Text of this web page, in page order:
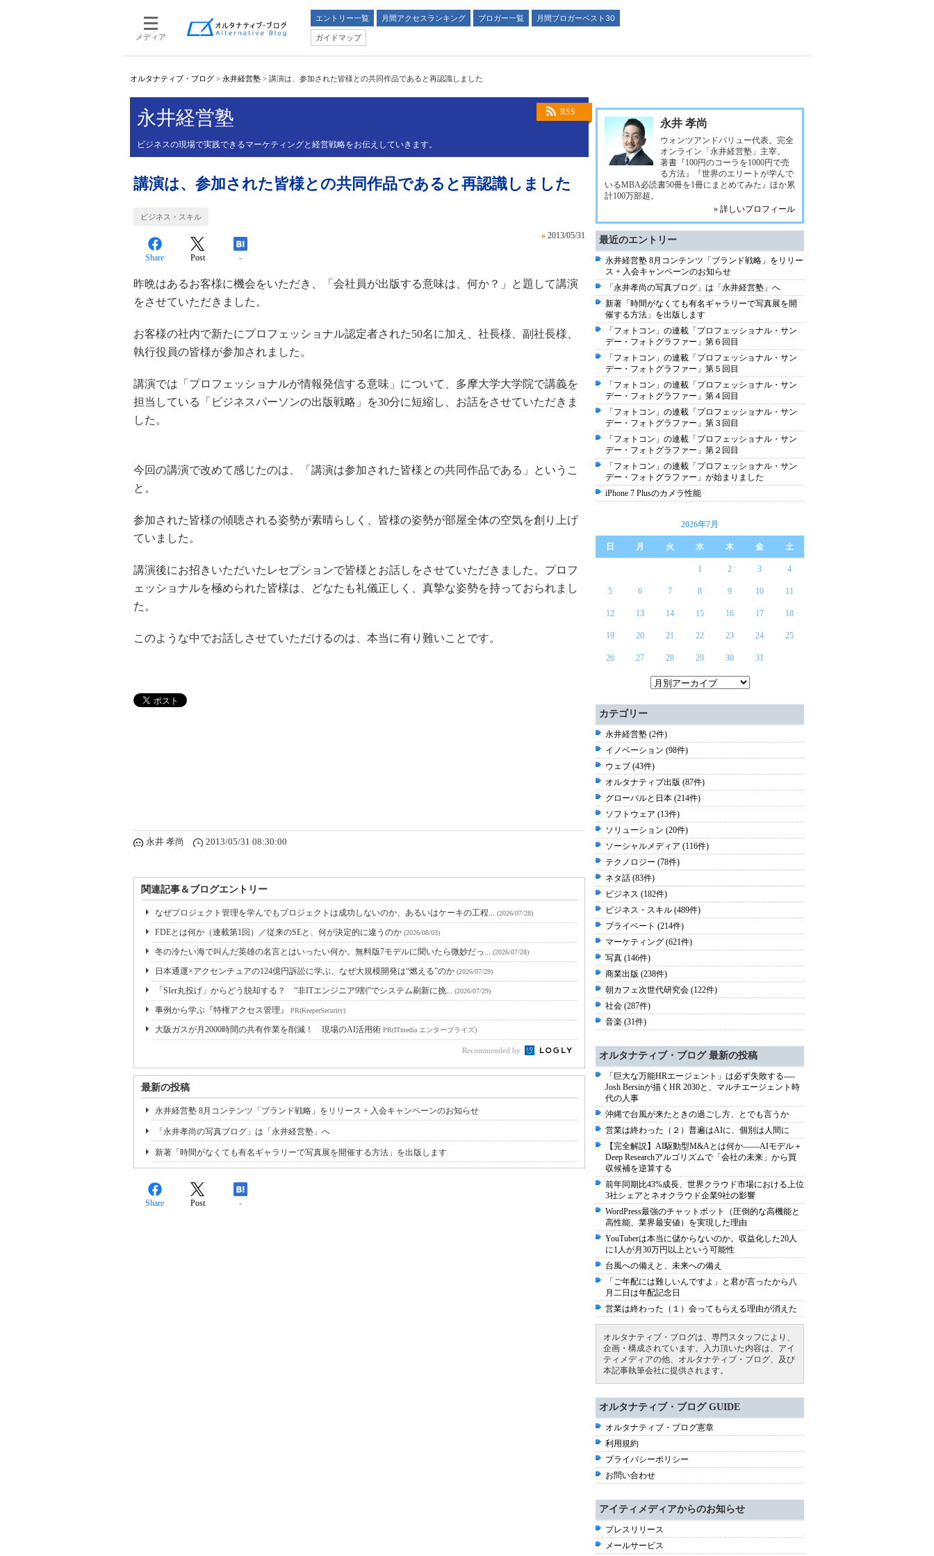
メディア
エントリー一覧 月間アクセスランキング ブロガー一覧
月間ブロガーベスト30
ガイドマップ
オルタナティブ・ブログ > 永井経営塾 > 講演は、参加された皆様との共同作品であると再認識しました
RSS
永井経営塾
ビジネスの現場で実践できるマーケティングと経営戦略をお伝えしていきます。
講演は、参加された皆様との共同作品であると再認識しました
ビジネス・スキル
» 2013/05/31
Share Post -
昨晩はあるお客様に機会をいただき、「会社員が出版する意味は、何か？」と題して講演
をさせていただきました。
お客様の社内で新たにプロフェッショナル認定者された50名に加え、社長様、副社長様、
執行役員の皆様が参加されました。
講演では「プロフェッショナルが情報発信する意味」について、多摩大学大学院で講義を
担当している「ビジネスパーソンの出版戦略」を30分に短縮し、お話をさせていただきま
した。
今回の講演で改めて感じたのは、「講演は参加された皆様との共同作品である」というこ
と。
参加された皆様の傾聴される姿勢が素晴らしく、皆様の姿勢が部屋全体の空気を創り上げ
ていました。
講演後にお招きいただいたレセプションで皆様とお話しをさせていただきました。プロフ
ェッショナルを極められた皆様は、どなたも礼儀正しく、真摯な姿勢を持っておられまし
た。
このような中でお話しさせていただけるのは、本当に有り難いことです。
永井 孝尚 2013/05/31 08:30:00
関連記事＆ブログエントリー
なぜプロジェクト管理を学んでもプロジェクトは成功しないのか、あるいはケーキの工程... (2026/07/28)
FDEとは何か（連載第1回）／従来のSEと、何が決定的に違うのか (2026/08/03)
冬の冷たい海で叫んだ英雄の名言とはいったい何か。無料版7モデルに聞いたら微妙だっ... (2026/07/28)
日本通運×アクセンチュアの124億円訴訟に学ぶ、なぜ大規模開発は“燃える”のか (2026/07/29)
「SIer丸投げ」からどう脱却する？ “非ITエンジニア9割”でシステム刷新に挑... (2026/07/29)
事例から学ぶ『特権アクセス管理』 PR(KeeperSecurity)
大阪ガスが月2000時間の共有作業を削減！ 現場のAI活用術 PR(ITmedia エンタープライズ)
Recommended by
最新の投稿
永井経営塾 8月コンテンツ「ブランド戦略」をリリース + 入会キャンペーンのお知らせ
「永井孝尚の写真ブログ」は「永井経営塾」へ
新著「時間がなくても有名ギャラリーで写真展を開催する方法」を出版します
Share Post -
永井 孝尚
ウォンツアンドバリュー代表。完全
オンライン「永井経営塾」主宰。
著書『100円のコーラを1000円で売
る方法』『世界のエリートが学んで
いるMBA必読書50冊を1冊にまとめてみた』ほか累
計100万部超。
» 詳しいプロフィール
最近のエントリー
永井経営塾 8月コンテンツ「ブランド戦略」をリリー
ス + 入会キャンペーンのお知らせ
「永井孝尚の写真ブログ」は「永井経営塾」へ
新著「時間がなくても有名ギャラリーで写真展を開
催する方法」を出版します
「フォトコン」の連載「プロフェッショナル・サン
デー・フォトグラファー」第６回目
「フォトコン」の連載「プロフェッショナル・サン
デー・フォトグラファー」第５回目
「フォトコン」の連載「プロフェッショナル・サン
デー・フォトグラファー」第４回目
「フォトコン」の連載「プロフェッショナル・サン
デー・フォトグラファー」第３回目
「フォトコン」の連載「プロフェッショナル・サン
デー・フォトグラファー」第２回目
「フォトコン」の連載「プロフェッショナル・サン
デー・フォトグラファー」が始まりました
iPhone 7 Plusのカメラ性能
2026年7月
日 月 火 水 木 金 土
1 2 3 4
5 6 7 8 9 10 11
12 13 14 15 16 17 18
19 20 21 22 23 24 25
26 27 28 29 30 31
カテゴリー
永井経営塾 (2件)
イノベーション (98件)
ウェブ (43件)
オルタナティブ出版 (87件)
グローバルと日本 (214件)
ソフトウェア (13件)
ソリューション (20件)
ソーシャルメディア (116件)
テクノロジー (78件)
ネタ話 (83件)
ビジネス (182件)
ビジネス・スキル (489件)
プライベート (214件)
マーケティング (621件)
写真 (146件)
商業出版 (238件)
朝カフェ次世代研究会 (122件)
社会 (287件)
音楽 (31件)
オルタナティブ・ブログ 最新の投稿
「巨大な万能HRエージェント」は必ず失敗する----
Josh Bersinが描くHR 2030と、マルチエージェント時
代の人事
沖縄で台風が来たときの過ごし方、とでも言うか
営業は終わった（２）普遍はAIに、個別は人間に
【完全解説】AI駆動型M&Aとは何か――AIモデル＋
Deep Researchアルゴリズムで「会社の未来」から買
収候補を逆算する
前年同期比43%成長、世界クラウド市場における上位
3社シェアとネオクラウド企業9社の影響
WordPress最強のチャットボット（圧倒的な高機能と
高性能、業界最安値）を実現した理由
YouTuberは本当に儲からないのか。収益化した20人
に1人が月30万円以上という可能性
台風への備えと、未来への備え
「ご年配には難しいんですよ」と君が言ったから八
月二日は年配記念日
営業は終わった（１）会ってもらえる理由が消えた
オルタナティブ・ブログは、専門スタッフにより、
企画・構成されています。入力頂いた内容は、アイ
ティメディアの他、オルタナティブ・ブログ、及び
本記事執筆会社に提供されます。
オルタナティブ・ブログ GUIDE
オルタナティブ・ブログ憲章
利用規約
プライバシーポリシー
お問い合わせ
アイティメディアからのお知らせ
プレスリリース
メールサービス